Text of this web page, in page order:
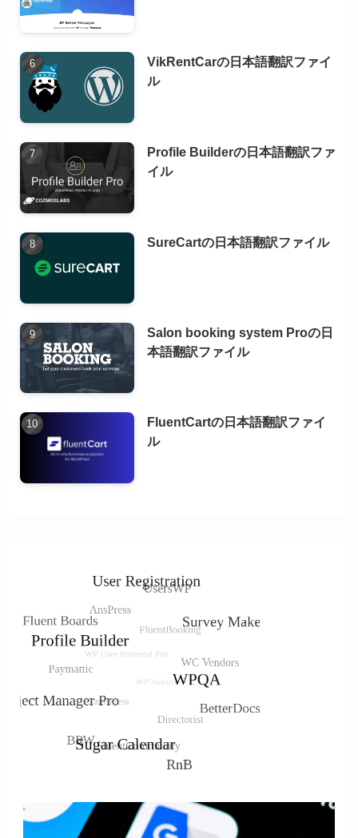
VikRentCarの日本語翻訳ファイ
ル
Profile Builderの日本語翻訳ファ
イル
SureCartの日本語翻訳ファイル
Salon booking system Proの日
本語翻訳ファイル
FluentCartの日本語翻訳ファイ
ル